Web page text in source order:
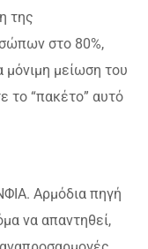
της
στο 80%,
μόνιμη μείωση του
το “πακέτο” αυτό
Αρμόδια πηγή
να απαντηθεί,